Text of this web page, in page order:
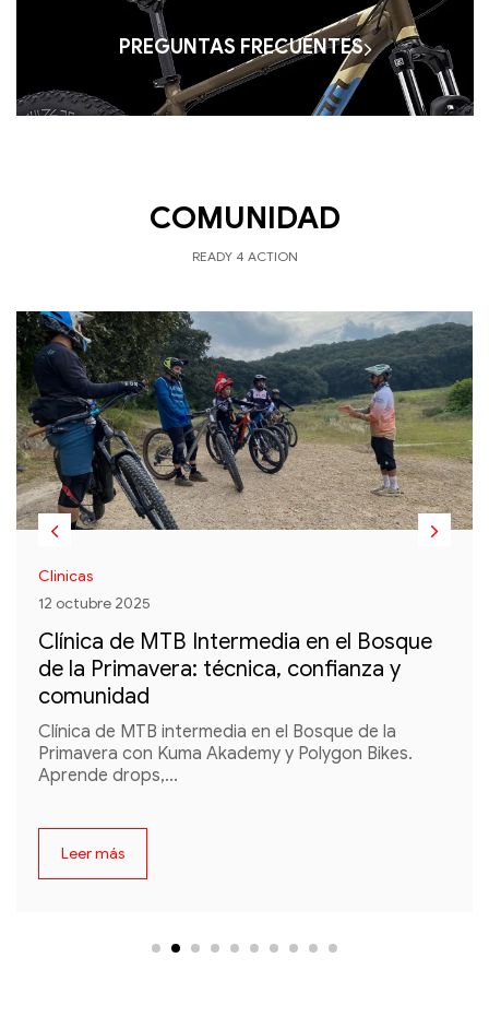
PREGUNTAS FRECUENTES
COMUNIDAD
READY 4 ACTION
Clinicas
12 octubre 2025
Clínica de MTB Intermedia en el Bosque
de la Primavera: técnica, confianza y
comunidad
Clínica de MTB intermedia en el Bosque de la
Primavera con Kuma Akademy y Polygon Bikes.
Aprende drops,...
Leer más